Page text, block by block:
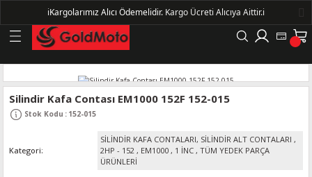
Geri Dön
Silindir Kafa Contası EM1000 152F 152-015
Stok Kodu : 152-015
Kategori
SİLİNDİR KAFA CONTALARI, SİLİNDİR ALT CONTALARI ,
2HP - 152 , EM1000 , 1 İNC , TÜM YEDEK PARÇA
ÜRÜNLERİ
ℹ️Kargolarımız Alıcı Ödemelidir. Kargo Ücreti Alıcıya Aittir.ℹ️